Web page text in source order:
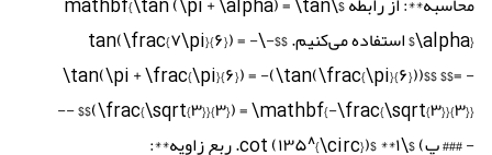
\alpha}$ استفاده می‌کنیم. $$-\tan(\frac{۷\pi}{۶}) = -
\tan(\pi + \frac{\pi}{۶}) = -(\tan(\frac{\pi}{۶}))$$ $$= -
(\frac{\sqrt{۳}}{۳}) = \mathbf{-\frac{\sqrt{۳}}{۳}}$$ --
- ### پ) $\cot (۱۳۵^{\circ})$ **۱. ربع زاویه**: